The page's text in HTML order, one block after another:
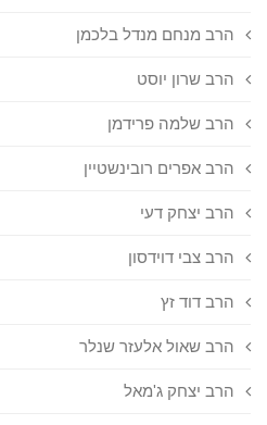
הרב מנחם מנדל בלכמן
הרב שרון יוסט
הרב שלמה פרידמן
הרב אפרים רובינשטיין
הרב יצחק דעי
הרב צבי דוידסון
הרב דוד זץ
הרב שאול אלעזר שנלר
הרב יצחק ג'מאל